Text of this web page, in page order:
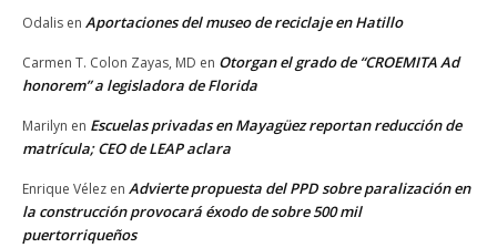
Odalis en Aportaciones del museo de reciclaje en Hatillo
Carmen T. Colon Zayas, MD en Otorgan el grado de “CROEMITA Ad
honorem” a legisladora de Florida
Marilyn en Escuelas privadas en Mayagüez reportan reducción de
matrícula; CEO de LEAP aclara
Enrique Vélez en Advierte propuesta del PPD sobre paralización en
la construcción provocará éxodo de sobre 500 mil
puertorriqueños